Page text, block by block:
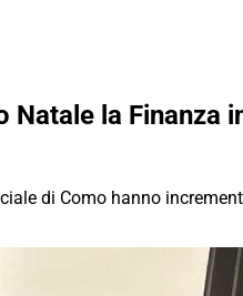
la Finanza
di Como hanno